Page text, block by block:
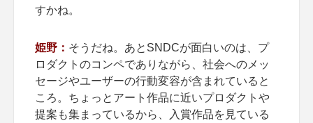
すかね。
姫野： そうだね。あとSNDCが面白いのは、プ
ロダクトのコンペでありながら、社会へのメッ
セージやユーザーの行動変容が含まれていると
ころ。ちょっとアート作品に近いプロダクトや
提案も集まっているから、入賞作品を見ている